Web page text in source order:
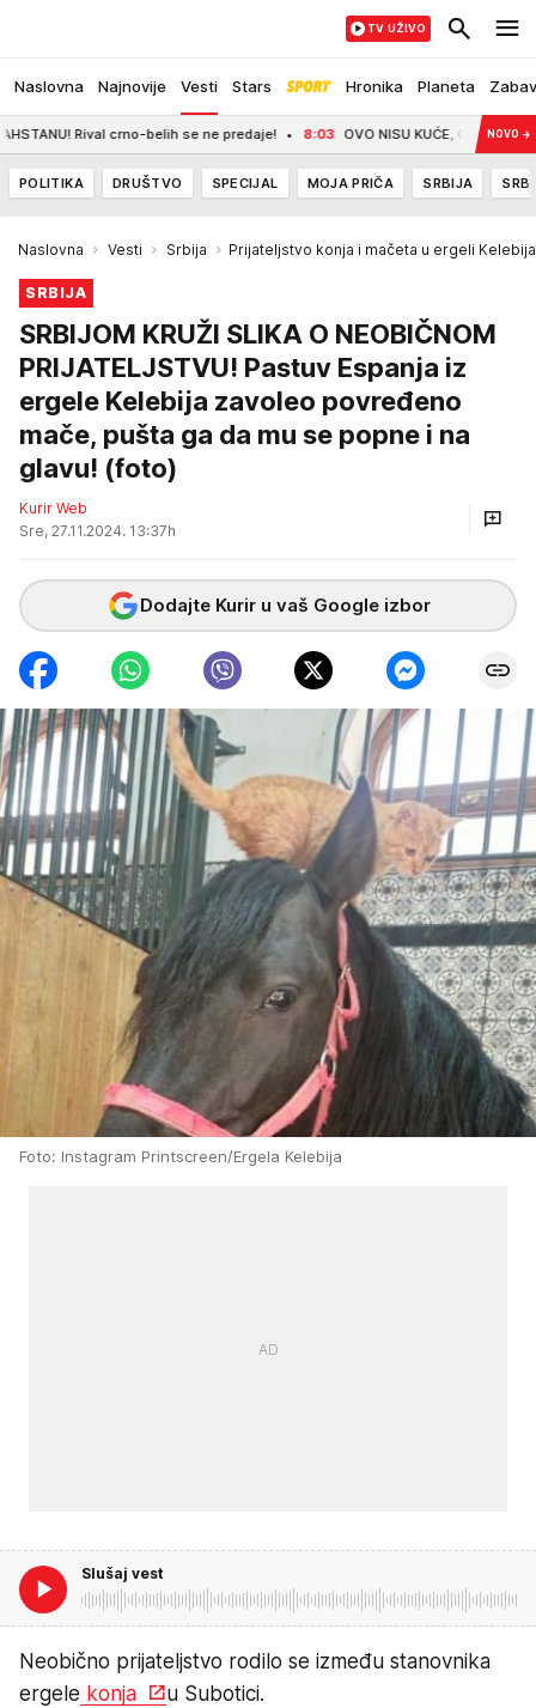
Naslovna Najnovije Vesti Stars Hronika Planeta
TV UŽIVO
Rival crno-belih se ne predaje! 8:03 OVO NISU KUĆE, OVO SU NOVO →
POLITIKA DRUŠTVO SPECIJAL MOJA PRIČA SRBIJA
Naslovna Vesti Srbija Prijateljstvo konja i mačeta u ergeli Kelebija
SRBIJA
SRBIJOM KRUŽI SLIKA O NEOBIČNOM
PRIJATELJSTVU! Pastuv Espanja iz
ergele Kelebija zavoleo povređeno
mače, pušta ga da mu se popne i na
glavu! (foto)
Kurir Web
Sre, 27.11.2024. 13:37h
Dodajte Kurir u vaš Google izbor
Foto: Instagram Printscreen/Ergela Kelebija
Slušaj vest
Neobično prijateljstvo rodilo se između stanovnika
ergele konja u Subotici.